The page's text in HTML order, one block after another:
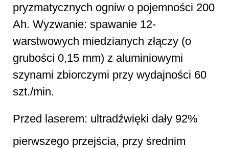
pryzmatycznych ogniw o pojemności 200
Ah. Wyzwanie: spawanie 12-
warstwowych miedzianych złączy (o
grubości 0,15 mm) z aluminiowymi
szynami zbiorczymi przy wydajności 60
szt./min.
Przed laserem: ultradźwięki dały 92%
pierwszego przejścia, przy średnim